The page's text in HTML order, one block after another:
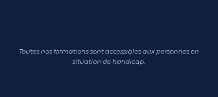
Toutes nos formations sont accessibles aux personnes en
situation de handicap.